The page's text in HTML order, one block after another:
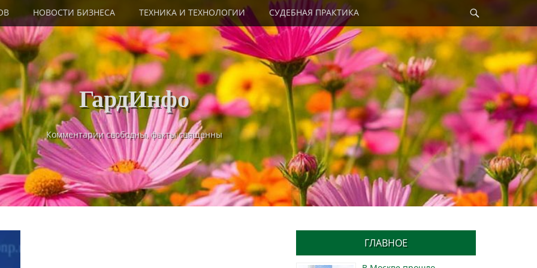
НОВОСТИ БИЗНЕСА ТЕХНИКА И ТЕХНОЛОГИИ СУДЕБНАЯ ПРАКТИКА
ГардИнфо
Комментарии свободны, факты священны
ГЛАВНОЕ